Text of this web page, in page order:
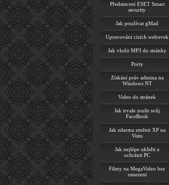
Představení ESET Smart
security
Jak používat gMail
Upravování cizích webovek
Jak vložit MP3 do stránky
Porty
Získání práv admina na
Windows NT
Video do stránek
Jak trvale zrušit svůj
FaceBook
Jak zdarma změnit XP na
Vistu
Jak nejlépe uklidit a
ochránit PC
Filmy na MegaVideo bez
omezení